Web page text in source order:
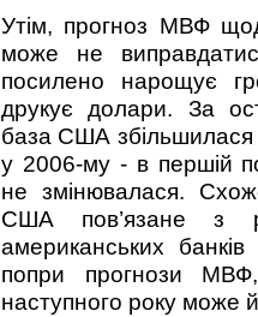
Утім, прогноз МВФ
може не
посилено нарощує
друкує долари. За
база США збільшилася
у 2006-му - в першій
не змінювалася.
США пов’язане з
американських
попри прогнози
наступного року може